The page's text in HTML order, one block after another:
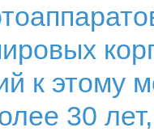
к этому
30